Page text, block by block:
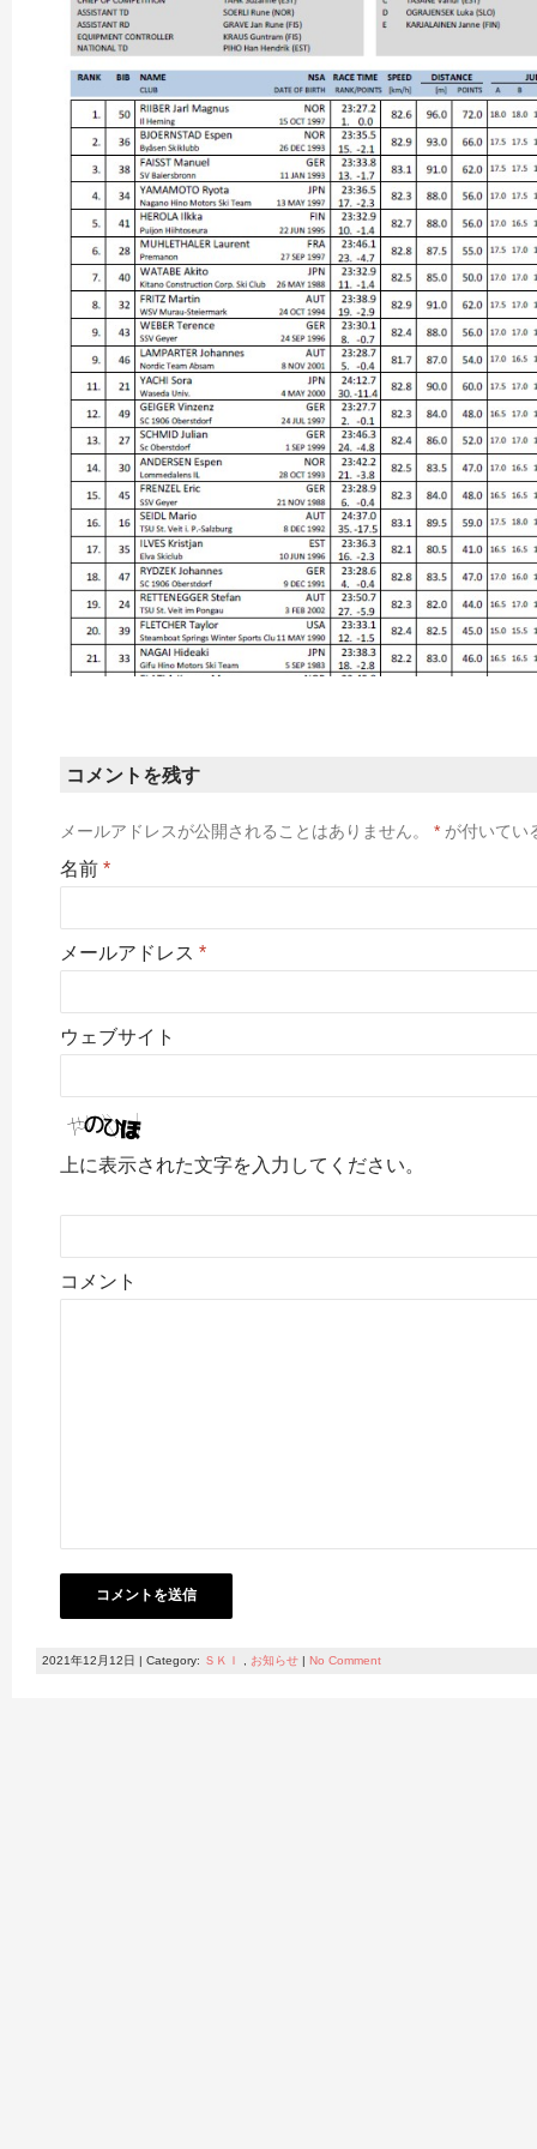
コメントを残す
メールアドレスが公開されることはありません。 * が付いてい
名前 *
メールアドレス *
ウェブサイト
上に表示された文字を入力してください。
コメント
2021年12月12日 | Category: ＳＫＩ , お知らせ No Comment